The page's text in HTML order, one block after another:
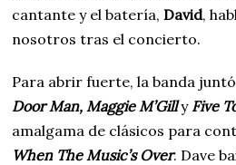
cantante y el batería, David,
nosotros tras el concierto.
Para abrir fuerte, la banda
Door Man, Maggie M’Gill y Five
amalgama de clásicos para
When The Music’s Over. Dave